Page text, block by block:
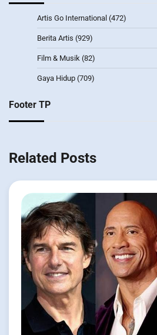
Artis Go International (472)
Berita Artis (929)
Film & Musik (82)
Gaya Hidup (709)
Footer TP
Related Posts